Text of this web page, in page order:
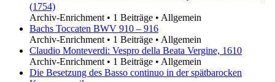
(1754)
Archiv-Enrichment • 1 Beiträge • Allgemein
Bachs Toccaten BWV 910 – 916
Archiv-Enrichment • 1 Beiträge • Allgemein
Claudio Monteverdi: Vespro della Beata Vergine, 1610
Archiv-Enrichment • 1 Beiträge • Allgemein
Die Besetzung des Basso continuo in der spätbarocken